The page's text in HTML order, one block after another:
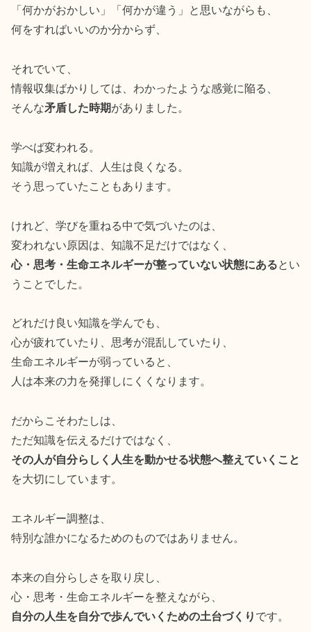
「何かがおかしい」「何かが違う」と思いながらも、
何をすればいいのか分からず、
それでいて、
情報収集ばかりしては、わかったような感覚に陥る、
そんな矛盾した時期がありました。
学べば変われる。
知識が増えれば、人生は良くなる。
そう思っていたこともあります。
けれど、学びを重ねる中で気づいたのは、
変われない原因は、知識不足だけではなく、
心・思考・生命エネルギーが整っていない状態にあるとい
うことでした。
どれだけ良い知識を学んでも、
心が疲れていたり、思考が混乱していたり、
生命エネルギーが弱っていると、
人は本来の力を発揮しにくくなります。
だからこそわたしは、
ただ知識を伝えるだけではなく、
その人が自分らしく人生を動かせる状態へ整えていくこと
を大切にしています。
エネルギー調整は、
特別な誰かになるためのものではありません。
本来の自分らしさを取り戻し、
心・思考・生命エネルギーを整えながら、
自分の人生を自分で歩んでいくための土台づくり です。